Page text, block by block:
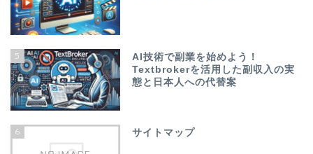
5
AI技術で副業を始めよう！
Textbrokerを活用した副収入の実
態と日本人への代替案
6 サイトマップ